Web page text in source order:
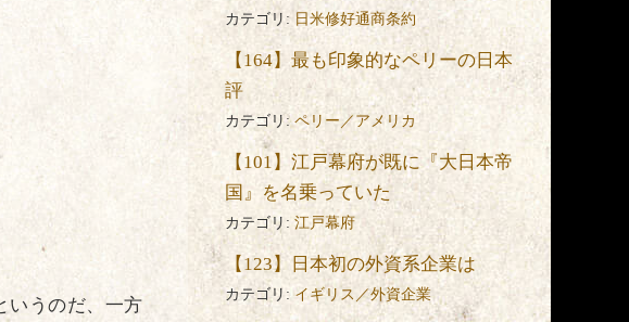
いうのだ、一方
カテゴリ: 日米修好通商条約
【164】最も印象的なペリーの日本
評
カテゴリ:ペリー／アメリカ
【101】江戸幕府が既に『大日本帝
国』を名乗っていた
カテゴリ: 江戸幕府
【123】日本初の外資系企業は
カテゴリ:イギリス／外資企業